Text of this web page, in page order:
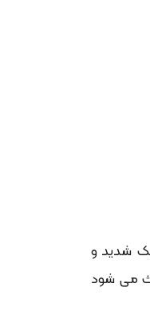
شدید و
می شود